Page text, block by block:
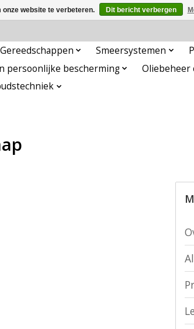
Gereedschappen Smeersystemen
persoonlijke bescherming
Oliebeheer
onze website te verbeteren. Dit bericht verbergen